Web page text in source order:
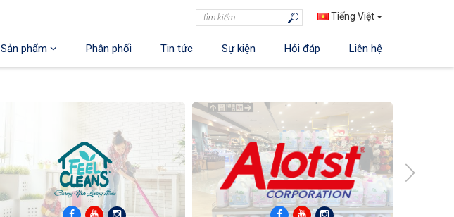
Tiếng Việt
Sản phẩm Phân phối Tin tức Sự kiện Hỏi đáp Liên hệ